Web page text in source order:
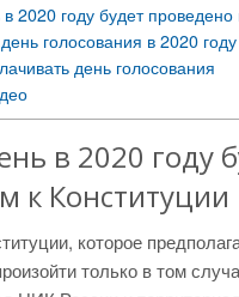
2020 году будет
голосования в 2020 году
день голосования
в 2020 году
к Конституции
которое
только в том